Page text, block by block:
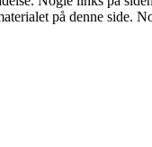
på denne side.